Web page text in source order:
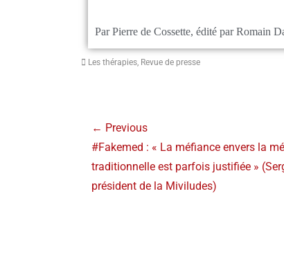
Par Pierre de Cossette, édité par Romain
Les thérapies, Revue de presse
← Previous
#Fakemed : « La méfiance envers la
traditionnelle est parfois justifiée »
président de la Miviludes)